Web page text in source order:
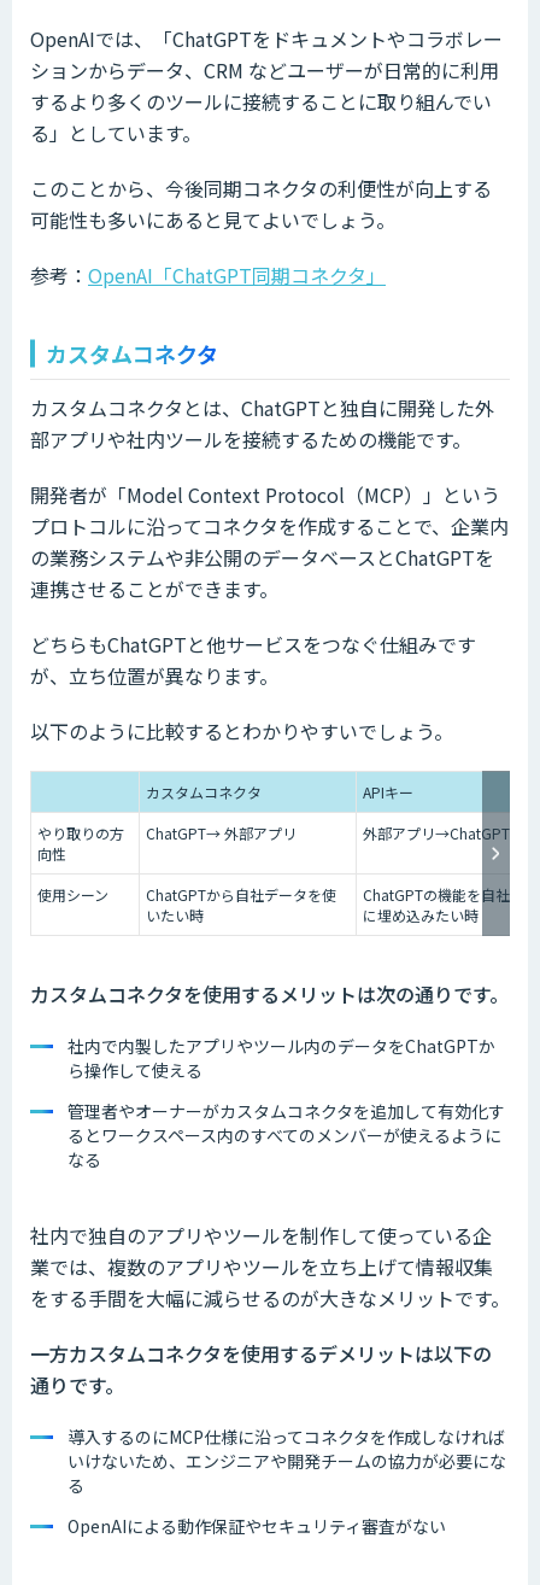
OpenAIでは、「ChatGPTをドキュメントやコラボレー
ションからデータ、CRM などユーザーが日常的に利用
するより多くのツールに接続することに取り組んでい
る」としています。
このことから、今後同期コネクタの利便性が向上する
可能性も多いにあると見てよいでしょう。
参考： OpenAI「ChatGPT同期コネクタ」
カスタムコネクタ
カスタムコネクタとは、ChatGPTと独自に開発した外
部アプリや社内ツールを接続するための機能です。
開発者が「Model Context Protocol（MCP）」という
プロトコルに沿ってコネクタを作成することで、企業内
の業務システムや非公開のデータベースとChatGPTを
連携させることができます。
どちらもChatGPTと他サービスをつなぐ仕組みです
が、立ち位置が異なります。
以下のように比較するとわかりやすいでしょう。
カスタムコネクタ
APIキー
やり取りの方
向性
ChatGPT→ 外部アプリ 外部アプリ→ChatGPT
使用シーン
ChatGPTから自社データを使
いたい時
ChatGPTの機能を自社ア
に埋め込みたい時
カスタムコネクタを使用するメリットは次の通りです。
社内で内製したアプリやツール内のデータをChatGPTか
ら操作して使える
管理者やオーナーがカスタムコネクタを追加して有効化す
るとワークスペース内のすべてのメンバーが使えるように
なる
社内で独自のアプリやツールを制作して使っている企
業では、複数のアプリやツールを立ち上げて情報収集
をする手間を大幅に減らせるのが大きなメリットです。
一方カスタムコネクタを使用するデメリットは以下の
通りです。
導入するのにMCP仕様に沿ってコネクタを作成しなければ
いけないため、エンジニアや開発チームの協力が必要にな
る
OpenAIによる動作保証やセキュリティ審査がない